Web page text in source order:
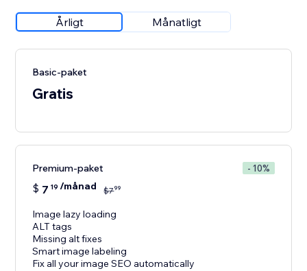
Årligt Månatligt
Basic-paket
Gratis
Premium-paket - 10%
$ 7 19 /månad $799
Image lazy loading
ALT tags
Missing alt fixes
Smart image labeling
Fix all your image SEO automatically